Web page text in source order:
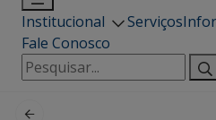
Institucional Serviços
Fale Conosco
Pesquisar
por: